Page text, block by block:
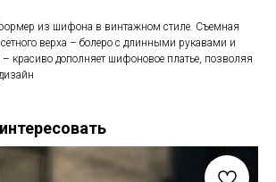
из шифона в винтажном стиле. Съемная
верха – болеро с длинными рукавами и
– красиво дополняет шифоновое платье, позволяя